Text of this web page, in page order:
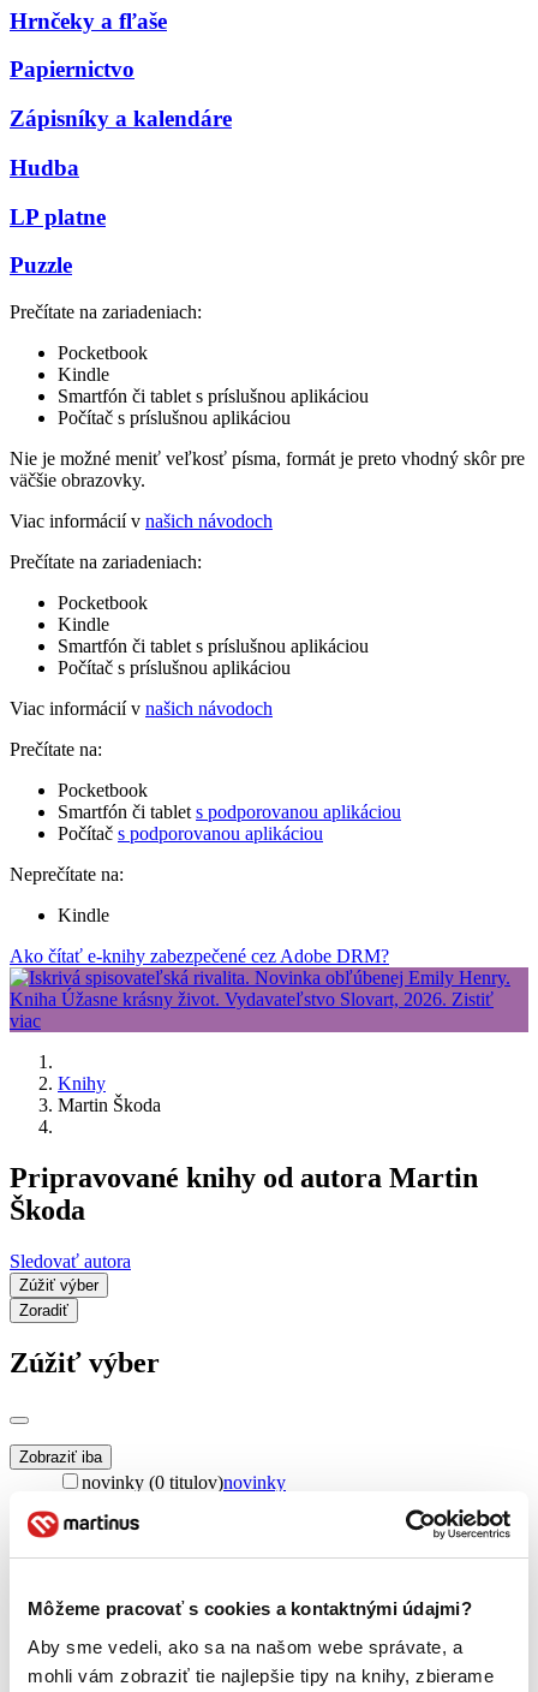
Môžeme pracovať s cookies a kontaktnými údajmi?
Aby sme vedeli, ako sa na našom webe správate, a
mohli vám zobraziť tie najlepšie tipy na knihy, zbierame
Hrnčeky a fľaše
Papiernictvo
Zápisníky a kalendáre
Hudba
LP platne
Puzzle
Prečítate na zariadeniach:
Pocketbook
Kindle
Smartfón či tablet s príslušnou aplikáciou
Počítač s príslušnou aplikáciou
Nie je možné meniť veľkosť písma, formát je preto vhodný skôr pre
väčšie obrazovky.
Viac informácií v našich návodoch
Prečítate na zariadeniach:
Pocketbook
Kindle
Smartfón či tablet s príslušnou aplikáciou
Počítač s príslušnou aplikáciou
Viac informácií v našich návodoch
Prečítate na:
Pocketbook
Smartfón či tablet s podporovanou aplikáciou
Počítač s podporovanou aplikáciou
Neprečítate na:
Kindle
Ako čítať e-knihy zabezpečené cez Adobe DRM?
Knihy
Martin Škoda
Pripravované knihy od autora Martin
Škoda
Sledovať autora
Zúžiť výber
Zoradiť
Zúžiť výber
Zobraziť iba
novinky (0 titulov)novinky
predpredaj (0 titulov) predpredaj
pripravujeme (0 titulov)
dostupná (bez vypredaných) (0 titulov)dostupná (bez
vypredaných)